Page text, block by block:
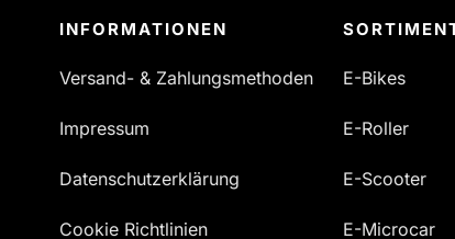
INFORMATIONEN
Versand- & Zahlungsmethoden
Impressum
Datenschutzerklärung
Cookie Richtlinien
E-Bikes
E-Roller
E-Scooter
E-Microcar